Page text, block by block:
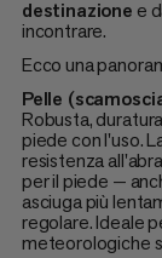
destinazione e
incontrare.
Ecco una
Pelle
Robusta,
piede con l'uso.
resistenza
per il piede —
asciuga più
regolare. Ideale
meteorologiche